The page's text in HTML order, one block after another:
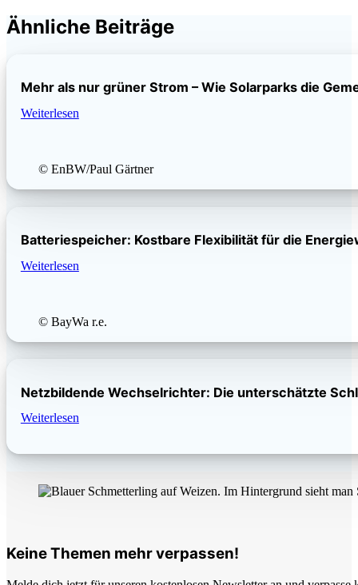
Ähnliche Beiträge
Mehr als nur grüner Strom – Wie Solarparks die
Weiterlesen
© EnBW/Paul Gärtner
Batteriespeicher: Kostbare Flexibilität für die
Weiterlesen
© BayWa r.e.
Netzbildende Wechselrichter: Die unterschätzte
Weiterlesen
Keine Themen mehr verpassen!